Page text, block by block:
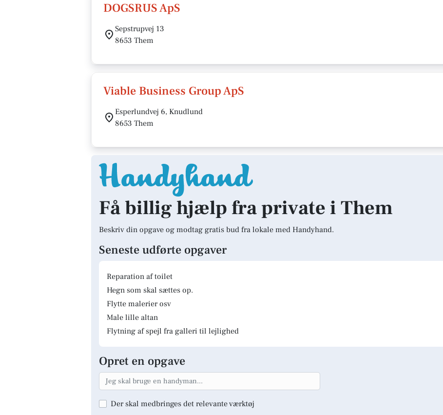
DOGSRUS ApS
Sepstrupvej 13
8653 Them
Viable Business Group ApS
Esperlundvej 6, Knudlund
8653 Them
Få billig hjælp fra private i Them
Beskriv din opgave og modtag gratis bud fra lokale med Handyhand.
Seneste udførte opgaver
Reparation af toilet
Hegn som skal sættes op.
Flytte malerier osv
Male lille altan
Flytning af spejl fra galleri til lejlighed
Opret en opgave
Der skal medbringes det relevante værktøj